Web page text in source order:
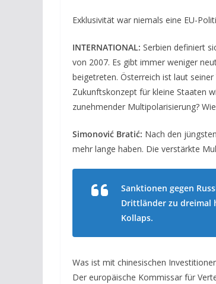
Exklusivität war niemals eine EU-
INTERNATIONAL: Serbien definiert
von 2007. Es gibt immer weniger
beigetreten. Österreich ist laut
Zukunftskonzept für kleine Staaten
zunehmender Multipolarisierung?
Simonović Bratić: Nach den
mehr lange haben. Die verstärkte
Sanktionen gegen
Drittländer zu dreimal
Kollaps.
Was ist mit chinesischen
Der europäische Kommissar für